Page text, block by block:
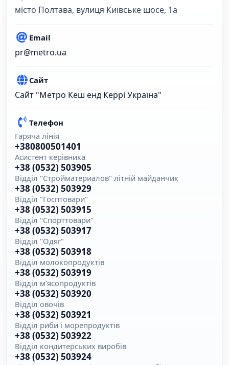
місто Полтава, вулиця Київське шосе, 1а
Email
pr@metro.ua
Сайт
Сайт "Метро Кеш енд Керрі Україна"
Телефон
Гаряча лінія
+380800501401
Асистент керівника
+38 (0532) 503905
Відділ "Стройматериалов" літній майданчик
+38 (0532) 503929
Відділ "Госптовари"
+38 (0532) 503915
Відділ "Спорттовари"
+38 (0532) 503917
Відділ "Одяг"
+38 (0532) 503918
Відділ молокопродуктів
+38 (0532) 503919
Відділ м'ясопродуктів
+38 (0532) 503920
Відділ овочів
+38 (0532) 503921
Відділ риби і морепродуктів
+38 (0532) 503922
Відділ кондитерських виробів
+38 (0532) 503924